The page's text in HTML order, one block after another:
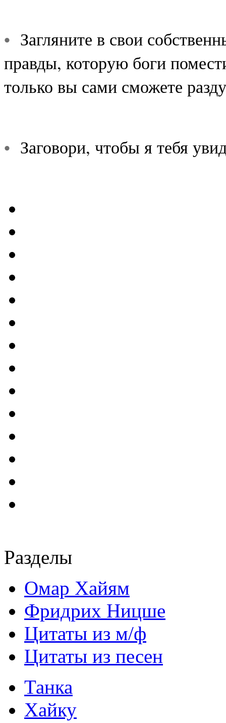
• Загляните в свои
правды, которую боги
только вы сами сможете
• Заговори, чтобы я тебя
Разделы
Омар Хайям
Фридрих Ницше
Цитаты из м/ф
Цитаты из песен
Танка
Хайку